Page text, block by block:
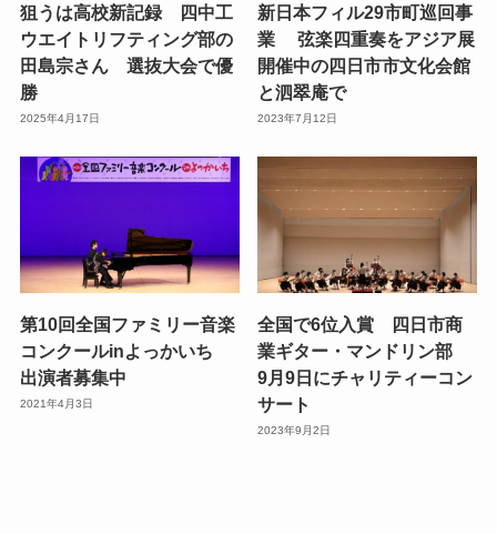
狙うは高校新記録 四中工
ウエイトリフティング部の
田島宗さん 選抜大会で優
勝
2025年4月17日
新日本フィル29市町巡回事
業 弦楽四重奏をアジア展
開催中の四日市市文化会館
と泗翠庵で
2023年7月12日
第10回全国ファミリー音楽
コンクールinよっかいち
出演者募集中
2021年4月3日
全国で6位入賞 四日市商
業ギター・マンドリン部
9月9日にチャリティーコン
サート
2023年9月2日